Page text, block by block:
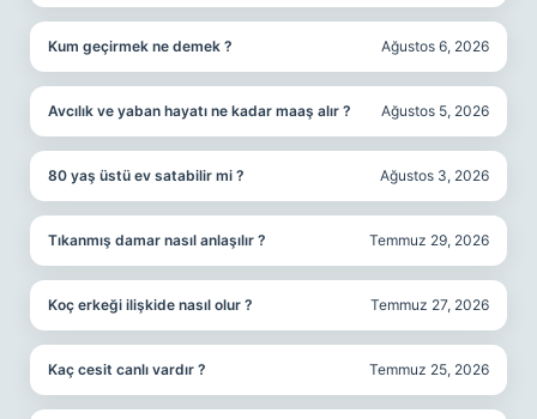
Kum geçirmek ne demek ? Ağustos 6, 2026
Avcılık ve yaban hayatı ne kadar maaş alır ? Ağustos 5, 2026
80 yaş üstü ev satabilir mi ? Ağustos 3, 2026
Tıkanmış damar nasıl anlaşılır ? Temmuz 29, 2026
Koç erkeği ilişkide nasıl olur ? Temmuz 27, 2026
Kaç cesit canlı vardır ? Temmuz 25, 2026